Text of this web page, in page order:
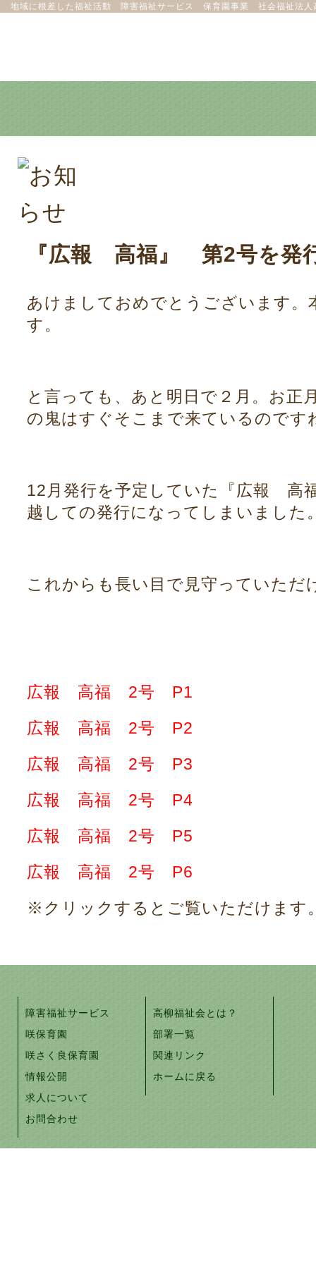
地域に根差した福祉活動 障害福祉サービス 保育園事業 社会福祉法人
『広報 高福』 第2号を発
あけましておめでとうございます。
す。
と言っても、あと明日で２月。お正
の鬼はすぐそこまで来ているのです
12月発行を予定していた『広報 高
越しての発行になってしまいました
これからも長い目で見守っていただ
広報 高福 2号 P1
広報 高福 2号 P2
広報 高福 2号 P3
広報 高福 2号 P4
広報 高福 2号 P5
広報 高福 2号 P6
※クリックするとご覧いただけます
障害福祉サービス
咲保育園
咲さく良保育園
情報公開
求人について
お問合わせ
高柳福祉会とは？
部署一覧
関連リンク
ホームに戻る